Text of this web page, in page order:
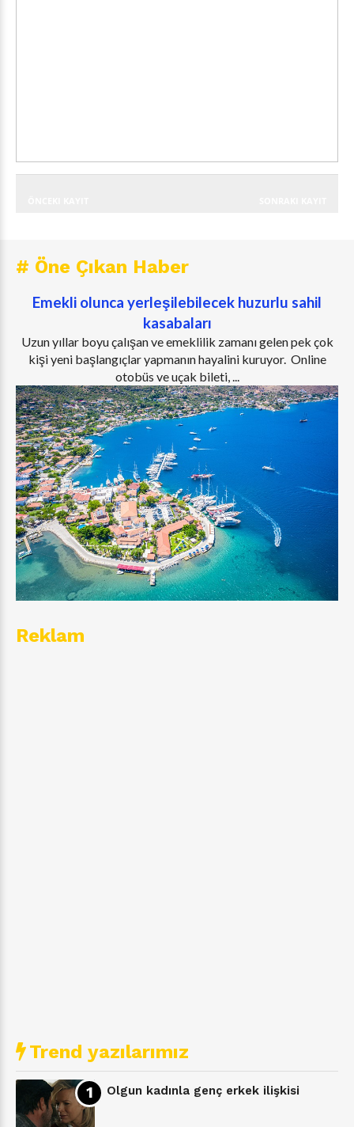
# Öne Çıkan Haber
Emekli olunca yerleşilebilecek huzurlu sahil
kasabaları
Uzun yıllar boyu çalışan ve emeklilik zamanı gelen pek çok
kişi yeni başlangıçlar yapmanın hayalini kuruyor. Online
otobüs ve uçak bileti, ...
Reklam
Trend yazılarımız
Olgun kadınla genç erkek ilişkisi